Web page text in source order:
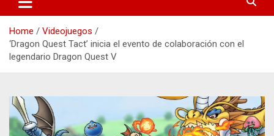
Home
Videojuegos
‘Dragon Quest Tact’ inicia el evento de colaboración con el
legendario Dragon Quest V